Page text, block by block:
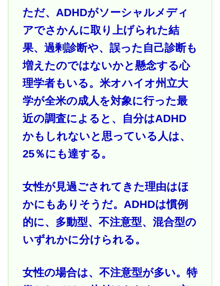
ただ、ADHDがソーシャルメディ
アでさかんに取り上げられた結
果、過剰診断や、誤った自己診断も
増えたのではないかと懸念する心
理学者もいる。米オハイオ州立大
学が全米の成人を対象に行った最
近の調査によると、自分はADHD
かもしれないと思っている人は、
25％にも達する。
女性が見過ごされてきた理由はほ
かにもありそうだ。ADHDは慣例
的に、多動型、不注意型、混合型の
いずれかに分けられる。
女性の場合は、不注意型が多い。特